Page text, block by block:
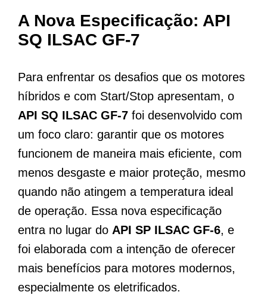
A Nova Especificação: API
SQ ILSAC GF-7
Para enfrentar os desafios que os motores
híbridos e com Start/Stop apresentam, o
API SQ ILSAC GF-7 foi desenvolvido com
um foco claro: garantir que os motores
funcionem de maneira mais eficiente, com
menos desgaste e maior proteção, mesmo
quando não atingem a temperatura ideal
de operação. Essa nova especificação
entra no lugar do API SP ILSAC GF-6, e
foi elaborada com a intenção de oferecer
mais benefícios para motores modernos,
especialmente os eletrificados.